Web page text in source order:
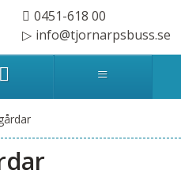
0451-618 00
info@tjornarpsbuss.se